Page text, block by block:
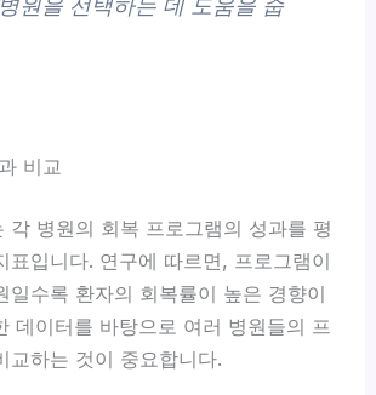
원을 선택하는 데 도움을 줍
비교
각 병원의 회복 프로그램의 성과를 평
표입니다. 연구에 따르면, 프로그램이
일수록 환자의 회복률이 높은 경향이
데이터를 바탕으로 여러 병원들의 프
교하는 것이 중요합니다.